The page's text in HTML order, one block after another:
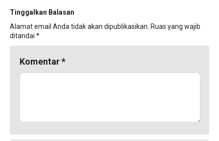
Tinggalkan Balasan
Alamat email Anda tidak akan dipublikasikan. Ruas yang wajib
ditandai *
Komentar*